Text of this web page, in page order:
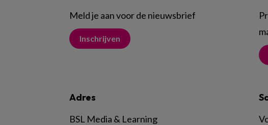
Meld je aan voor de nieuwsbrief
Inschrijven
Adres
BSL Media & Learning